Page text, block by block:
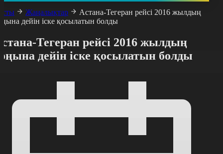
Жаңалықтар
Астана-Тегеран рейсі 2016 жылдың
дейін іске қосылатын болды
Тегеран рейсі 2016 жылдың
дейін іске қосылатын болды